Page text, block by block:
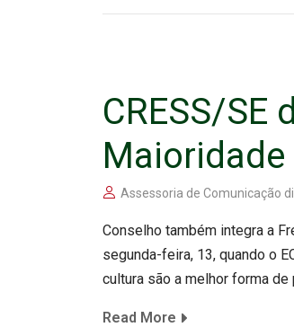
CRESS/SE
Assessoria de Comunicação
Conselho também integra a
segunda-feira, 13, quando o
cultura são a melhor forma
Read More